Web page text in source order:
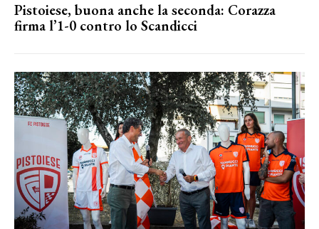
Pistoiese, buona anche la seconda: Corazza
firma l’1-0 contro lo Scandicci